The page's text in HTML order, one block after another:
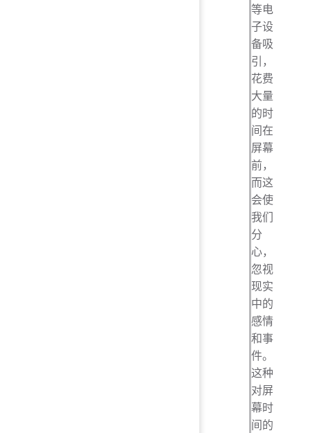
等电
子设
备吸
引，
花费
大量
的时
间在
屏幕
前，
而这
会使
我们
分
心，
忽视
现实
中的
感情
和事
件。
这种
对屏
幕时
间的